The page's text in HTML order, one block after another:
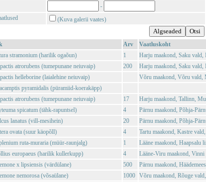
-
(Kuva galerii vaates)
Arv
Vaatluskoht
stramonium (harilik ogaõun) 1
Harju maakond, Saku vald,
atrorubens (tumepunane neiuvaip) 200
Harju maakond, Saku vald,
helleborine (laialehine neiuvaip)
Võru maakond, Võru vald,
pyramidalis (püramiid-koerakäpp)
atrorubens (tumepunane neiuvaip) 17
Harju maakond, Tallinn,
spicatum (tähk-rapuntsel) 4
Pärnu maakond, Põhja-
lanatus (vill-mesihein) 20
Pärnu maakond, Põhja-
ovata (suur käopõll) 4
Tartu maakond, Kastre
ruta-muraria (müür-raunjalg) 1
Lääne maakond, Haapsalu
europaeus (harilik kullerkupp) 4
Lääne-Viru maakond, Vinni
x lipsiensis (värdülane) 500
Pärnu maakond,
nemorosa (võsaülane) 1000 Võru maakond, Rõuge